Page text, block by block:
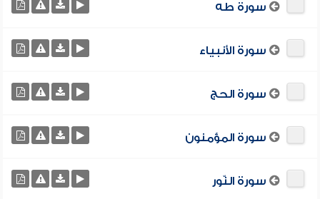
سورة طه
سورة الأنبياء
سورة الحج
سورة المؤمنون
سورة النّور